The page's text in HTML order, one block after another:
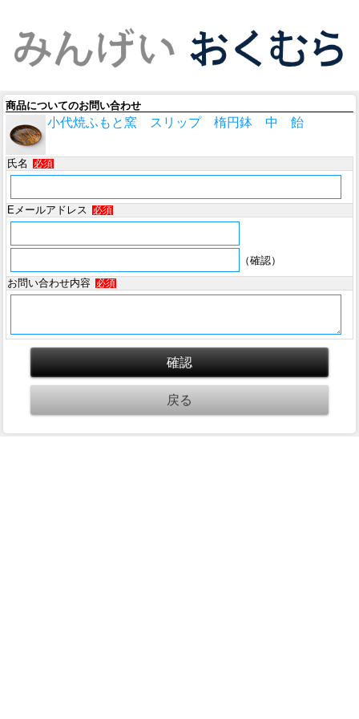
商品についてのお問い合わせ
小代焼ふもと窯 スリップ 楕円鉢 中 飴
氏名 必須
Eメールアドレス 必須
（確認）
お問い合わせ内容
必須